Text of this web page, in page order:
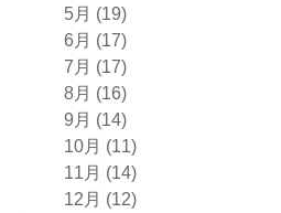
5月 (19)
6月 (17)
7月 (17)
8月 (16)
9月 (14)
10月 (11)
11月 (14)
12月 (12)